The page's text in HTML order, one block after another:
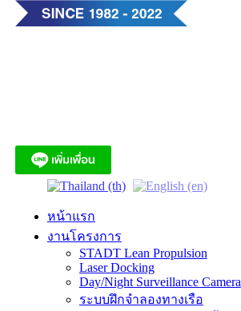
หน้าแรก
งานโครงการ
STADT Lean Propulsion
Laser Docking
Day/Night Surveillance Camera
ระบบฝึกจำลองทางเรือ